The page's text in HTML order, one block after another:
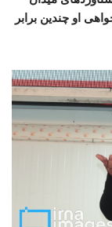
او چندین برابر